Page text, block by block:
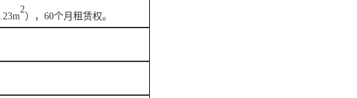
2
）， 60个月租赁权。